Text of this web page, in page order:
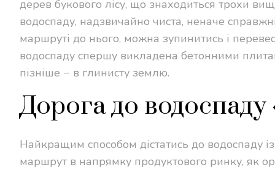
дерев букового лісу, що знаходиться трохи
водоспаду, надзвичайно чиста, неначе
маршруті до нього, можна зупинитись і
водоспаду спершу викладена бетонними
пізніше − в глинисту землю.
Дорога до водоспаду
Найкращим способом дістатись до водоспаду
маршрут в напрямку продуктового ринку, як